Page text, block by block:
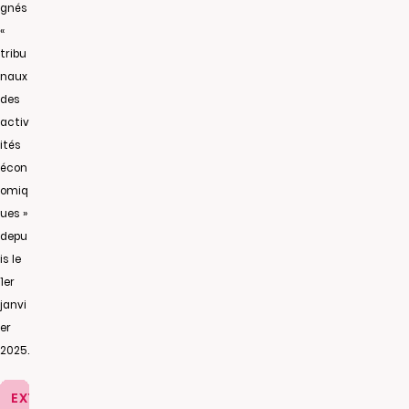
gnés
«
tribu
naux
des
activ
ités
écon
omiq
ues »
depu
is le
1er
janvi
er
2025.
EXTRAIT